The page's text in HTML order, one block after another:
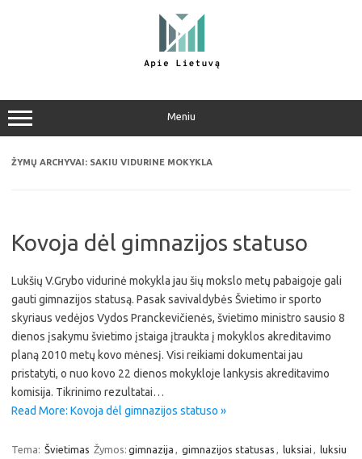
Meniu
ŽYMŲ ARCHYVAI: SAKIU VIDURINE MOKYKLA
Kovoja dėl gimnazijos statuso
Lukšių V.Grybo vidurinė mokykla jau šių mokslo metų pabaigoje gali
gauti gimnazijos statusą. Pasak savivaldybės Švietimo ir sporto
skyriaus vedėjos Vydos Pranckevičienės, švietimo ministro sausio 8
dienos įsakymu švietimo įstaiga įtraukta į mokyklos akreditavimo
planą 2010 metų kovo mėnesį. Visi reikiami dokumentai jau
pristatyti, o nuo kovo 22 dienos mokykloje lankysis akreditavimo
komisija. Tikrinimo rezultatai…
Read More: Kovoja dėl gimnazijos statuso »
Tema: Švietimas Žymos: gimnazija , gimnazijos statusas , luksiai , luksiu